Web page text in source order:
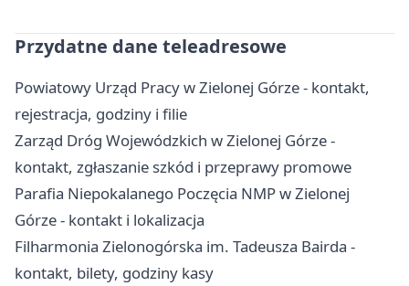
Przydatne dane teleadresowe
Powiatowy Urząd Pracy w Zielonej Górze - kontakt,
rejestracja, godziny i filie
Zarząd Dróg Wojewódzkich w Zielonej Górze -
kontakt, zgłaszanie szkód i przeprawy promowe
Parafia Niepokalanego Poczęcia NMP w Zielonej
Górze - kontakt i lokalizacja
Filharmonia Zielonogórska im. Tadeusza Bairda -
kontakt, bilety, godziny kasy